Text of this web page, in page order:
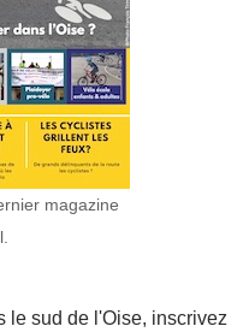
magazine
le sud de l'Oise, inscrivez